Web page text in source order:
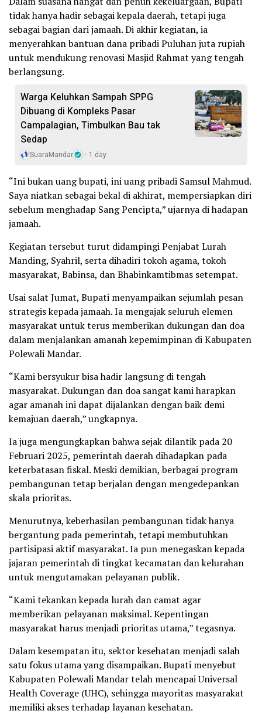
tidak hanya hadir sebagai kepala daerah, tetapi juga
sebagai bagian dari jamaah. Di akhir kegiatan, ia
menyerahkan bantuan dana pribadi Puluhan juta rupiah
untuk mendukung renovasi Masjid Rahmat yang tengah
berlangsung.
Warga Keluhkan Sampah SPPG
Dibuang di Kompleks Pasar
Campalagian, Timbulkan Bau tak
Sedap
SuaraMandar 1 day
“Ini bukan uang bupati, ini uang pribadi Samsul Mahmud.
Saya niatkan sebagai bekal di akhirat, mempersiapkan diri
sebelum menghadap Sang Pencipta,” ujarnya di hadapan
jamaah.
Kegiatan tersebut turut didampingi Penjabat Lurah
Manding, Syahril, serta dihadiri tokoh agama, tokoh
masyarakat, Babinsa, dan Bhabinkamtibmas setempat.
Usai salat Jumat, Bupati menyampaikan sejumlah pesan
strategis kepada jamaah. Ia mengajak seluruh elemen
masyarakat untuk terus memberikan dukungan dan doa
dalam menjalankan amanah kepemimpinan di Kabupaten
Polewali Mandar.
“Kami bersyukur bisa hadir langsung di tengah
masyarakat. Dukungan dan doa sangat kami harapkan
agar amanah ini dapat dijalankan dengan baik demi
kemajuan daerah,” ungkapnya.
Ia juga mengungkapkan bahwa sejak dilantik pada 20
Februari 2025, pemerintah daerah dihadapkan pada
keterbatasan fiskal. Meski demikian, berbagai program
pembangunan tetap berjalan dengan mengedepankan
skala prioritas.
Menurutnya, keberhasilan pembangunan tidak hanya
bergantung pada pemerintah, tetapi membutuhkan
partisipasi aktif masyarakat. Ia pun menegaskan kepada
jajaran pemerintah di tingkat kecamatan dan kelurahan
untuk mengutamakan pelayanan publik.
“Kami tekankan kepada lurah dan camat agar
memberikan pelayanan maksimal. Kepentingan
masyarakat harus menjadi prioritas utama,” tegasnya.
Dalam kesempatan itu, sektor kesehatan menjadi salah
satu fokus utama yang disampaikan. Bupati menyebut
Kabupaten Polewali Mandar telah mencapai Universal
Health Coverage (UHC), sehingga mayoritas masyarakat
memiliki akses terhadap layanan kesehatan.